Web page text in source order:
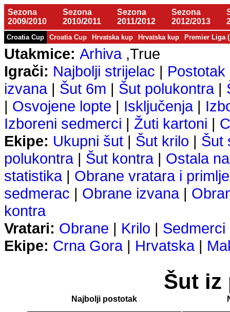
Sezona
2009/2010
Sezona
2010/2011
Sezona
2011/2012
Sezona
2012/2013
Croatia Cup Croatia Cup Hrvatska kup Hrvatska kup Premier Liga
Utakmice: Arhiva,True
Igrači: Najbolji strijelac | Postotak
izvana| Šut 6m | Šut polukontra|
| Osvojene lopte | Isključenja|
Izboreni sedmerci | Žuti kartoni |
Ekipe: Ukupni šut | Šut krilo | Šut
polukontra| Šut kontra| Ostala
statistika| Obrane vratara i
sedmerac | Obrane izvana|
kontra
Vratari: Obrane | Krilo | Sedmerci
Ekipe: Crna Gora| Hrvatska|
Šut iz
Najbolji postotak